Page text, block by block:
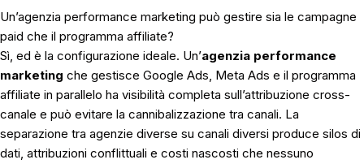
Un’agenzia performance marketing può gestire sia le campagne
paid che il programma affiliate?
Sì, ed è la configurazione ideale. Un’agenzia performance
marketing che gestisce Google Ads, Meta Ads e il programma
affiliate in parallelo ha visibilità completa sull’attribuzione cross-
canale e può evitare la cannibalizzazione tra canali. La
separazione tra agenzie diverse su canali diversi produce silos di
dati, attribuzioni conflittuali e costi nascosti che nessuno